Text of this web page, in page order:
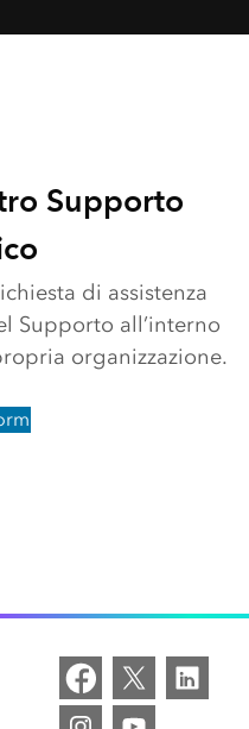
Supporto
di assistenza
Supporto all’interno
organizzazione.